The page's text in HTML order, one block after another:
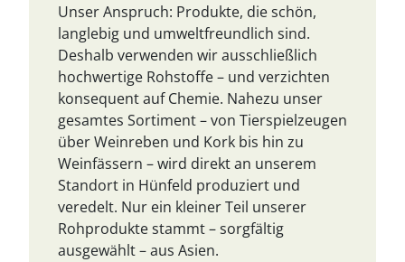
Unser Anspruch: Produkte, die schön,
langlebig und umweltfreundlich sind.
Deshalb verwenden wir ausschließlich
hochwertige Rohstoffe – und verzichten
konsequent auf Chemie. Nahezu unser
gesamtes Sortiment – von Tierspielzeugen
über Weinreben und Kork bis hin zu
Weinfässern – wird direkt an unserem
Standort in Hünfeld produziert und
veredelt. Nur ein kleiner Teil unserer
Rohprodukte stammt – sorgfältig
ausgewählt – aus Asien.